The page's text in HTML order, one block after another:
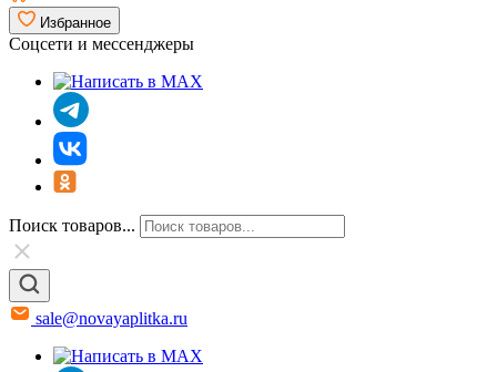
Избранное
Соцсети и мессенджеры
Поиск товаров...
sale@novayaplitka.ru